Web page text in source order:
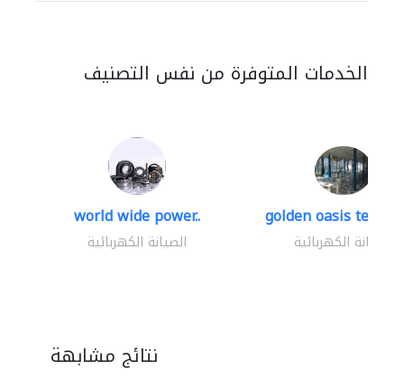
الخدمات المتوفرة من نفس التصنيف
world wide power..
الصيانة الكهربائية
golden oasis
الصيانة الكهربائية
نتائج مشابهة